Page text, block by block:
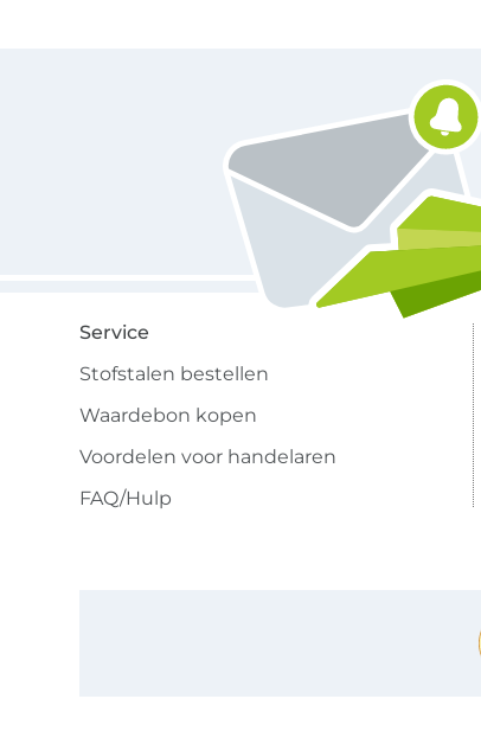
Service
Stofstalen bestellen
Waardebon kopen
Voordelen voor handelaren
FAQ/Hulp